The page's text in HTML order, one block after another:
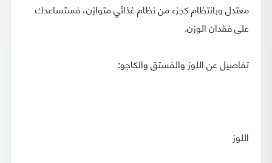
معتدل وبانتظام كجزء من نظام غذائي متوازن، فستساعدك
على فقدان الوزن.
تفاصيل عن اللوز والفستق والكاجو:
اللوز